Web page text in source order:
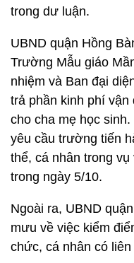
trong dư luận.
UBND quận Hồng
Trường Mẫu giáo
nhiệm và Ban đại
trả phần kinh phí vận
cho cha mẹ học
yêu cầu trường tiến
thể, cá nhân trong
trong ngày 5/10.
Ngoài ra, UBND
mưu về việc kiểm
chức, cá nhân có